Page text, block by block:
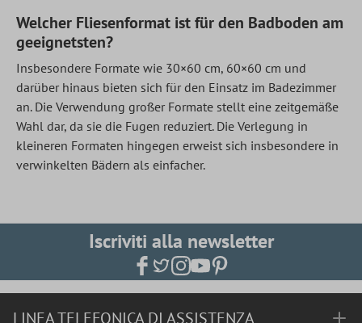
Welcher Fliesenformat ist für den Badboden am
geeignetsten?
Insbesondere Formate wie 30×60 cm, 60×60 cm und
darüber hinaus bieten sich für den Einsatz im Badezimmer
an. Die Verwendung großer Formate stellt eine zeitgemäße
Wahl dar, da sie die Fugen reduziert. Die Verlegung in
kleineren Formaten hingegen erweist sich insbesondere in
verwinkelten Bädern als einfacher.
Iscriviti alla newsletter
LINEA TELEFONICA DI ASSISTENZA